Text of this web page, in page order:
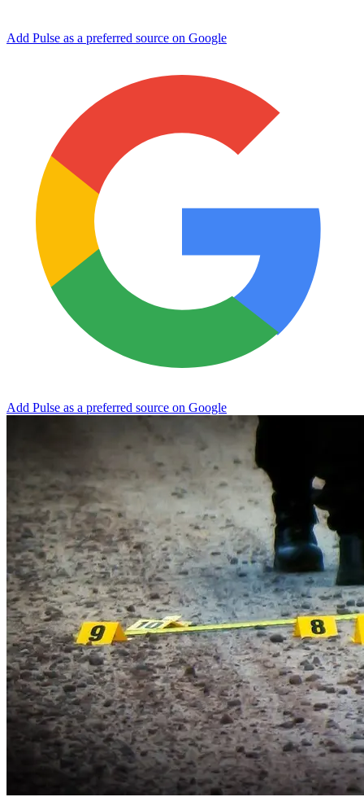
Add Pulse as a preferred source on Google
Add Pulse as a preferred source on Google